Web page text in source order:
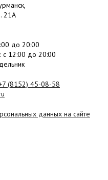
21А
до 20:00
: c 12:00 до 20:00
(8152) 45-08-58
данных на сайте